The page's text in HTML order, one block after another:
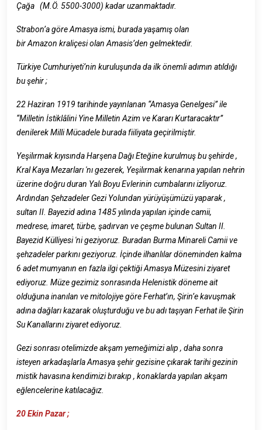
Çağa (M.Ö. 5500-3000) kadar uzanmaktadır.
Strabon’a göre Amasya ismi, burada yaşamış olan
bir Amazon kraliçesi olan Amasis’den gelmektedir.
Türkiye Cumhuriyeti’nin kuruluşunda da ilk önemli adımın atıldığı
bu şehir ;
22 Haziran 1919 tarihinde yayınlanan “Amasya Genelgesi” ile
“Milletin İstiklâlini Yine Milletin Azim ve Kararı Kurtaracaktır”
denilerek Milli Mücadele burada fiiliyata geçirilmiştir.
Yeşilırmak kıyısında Harşena Dağı Eteğine kurulmuş bu şehirde ,
Kral Kaya Mezarları 'nı gezerek, Yeşilırmak kenarına yapılan nehrin
üzerine doğru duran Yalı Boyu Evlerinin cumbalarını izliyoruz.
Ardından Şehzadeler Gezi Yolundan yürüyüşümüzü yaparak ,
sultan II. Bayezid adına 1485 yılında yapılan içinde camii,
medrese, imaret, türbe, şadırvan ve çeşme bulunan Sultan II.
Bayezid Külliyesi 'ni geziyoruz. Buradan Burma Minareli Camii ve
şehzadeler parkını geziyoruz. İçinde ilhanlılar döneminden kalma
6 adet mumyanın en fazla ilgi çektiği Amasya Müzesini ziyaret
ediyoruz. Müze gezimiz sonrasında Helenistik döneme ait
olduğuna inanılan ve mitolojiye göre Ferhat’ın, Şirin’e kavuşmak
adına dağları kazarak oluşturduğu ve bu adı taşıyan Ferhat ile Şirin
Su Kanallarını ziyaret ediyoruz.
Gezi sonrası otelimizde akşam yemeğimizi alıp , daha sonra
isteyen arkadaşlarla Amasya şehir gezisine çıkarak tarihi gezinin
mistik havasına kendimizi bırakıp , konaklarda yapılan akşam
eğlencelerine katılacağız.
20 Ekin Pazar ;